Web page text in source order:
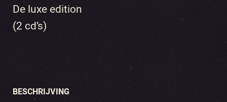
De luxe edition
(2 cd’s)
BESCHRIJVING